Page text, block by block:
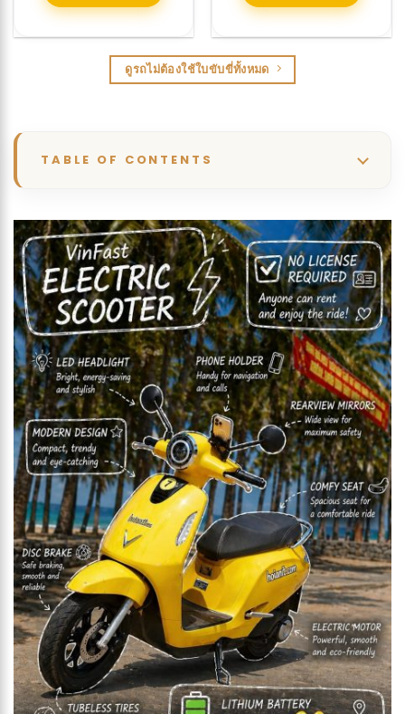
ดูรถไม่ต้องใช้ใบขับขี่ทั้งหมด
TABLE OF CONTENTS